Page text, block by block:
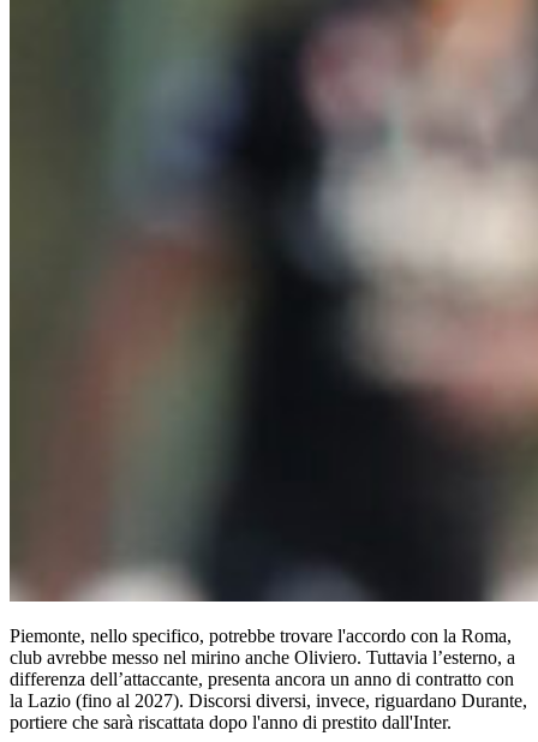
Piemonte, nello specifico, potrebbe trovare l'accordo con la Roma,
club avrebbe messo nel mirino anche Oliviero. Tuttavia l’esterno, a
differenza dell’attaccante, presenta ancora un anno di contratto con
la Lazio (fino al 2027). Discorsi diversi, invece, riguardano Durante,
portiere che sarà riscattata dopo l'anno di prestito dall'Inter.